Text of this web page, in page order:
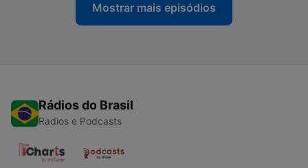
Mostrar mais episódios
Rádios do Brasil
Radios e Podcasts